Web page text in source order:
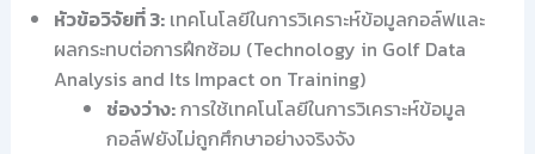
หัวข้อวิจัยที่ 3:เทคโนโลยีในการวิเคราะห์ข้อมูลกอล์ฟและ
ผลกระทบต่อการฝึกซ้อม (Technology in Golf Data
Analysis and Its Impact on Training)
ช่องว่าง:การใช้เทคโนโลยีในการวิเคราะห์ข้อมูล
กอล์ฟยังไม่ถูกศึกษาอย่างจริงจัง